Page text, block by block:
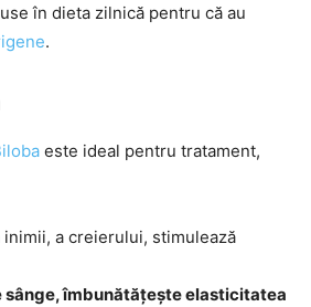
în dieta zilnică pentru că au
.
este ideal pentru tratament,
inimii, a creierului, stimulează
sânge, îmbunătățește elasticitatea